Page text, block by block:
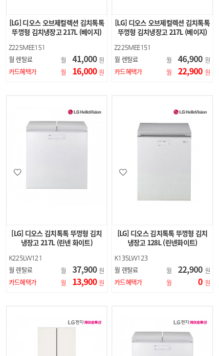
[LG] 디오스 오브제컬렉션 김치톡톡
뚜껑형 김치냉장고 217L (베이지)
Z225MEE151
월 렌탈료 월 41,000 원
카드혜택가
월 16,000 원
[LG] 디오스 오브제컬렉션 김치톡톡
뚜껑형 김치냉장고 217L (베이지)
Z225MEE151
월 렌탈료 월 46,900 원
카드혜택가
월 22,900 원
[LG] 디오스 김치톡톡 뚜껑형 김치
냉장고 217L (린넨 화이트)
K225LW121
월 렌탈료 월 37,900 원
카드혜택가
월 13,900 원
[LG] 디오스 김치톡톡 뚜껑형 김치
냉장고 128L (린넨화이트)
K135LW123
월 렌탈료 월 22,900 원
카드혜택가
월 0 원